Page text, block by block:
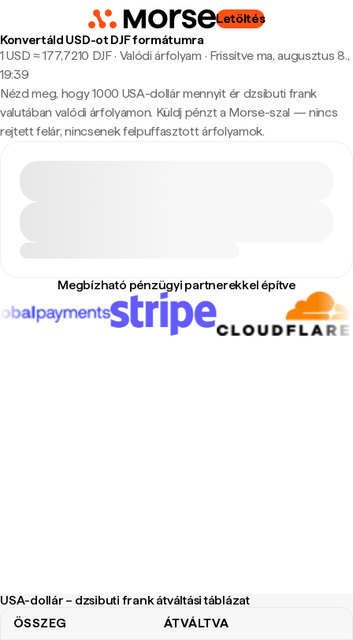
Letöltés
Konvertáld USD-ot DJF formátumra
1 USD ≈ 177,7210 DJF · Valódi árfolyam · Frissítve ma, augusztus 8.,
19:39
Nézd meg, hogy 1000 USA-dollár mennyit ér dzsibuti frank
valutában valódi árfolyamon. Küldj pénzt a Morse-szal — nincs
rejtett felár, nincsenek felpuffasztott árfolyamok.
Megbízható pénzügyi partnerekkel építve
USA-dollár – dzsibuti frank átváltási táblázat
ÖSSZEG ÁTVÁLTVA